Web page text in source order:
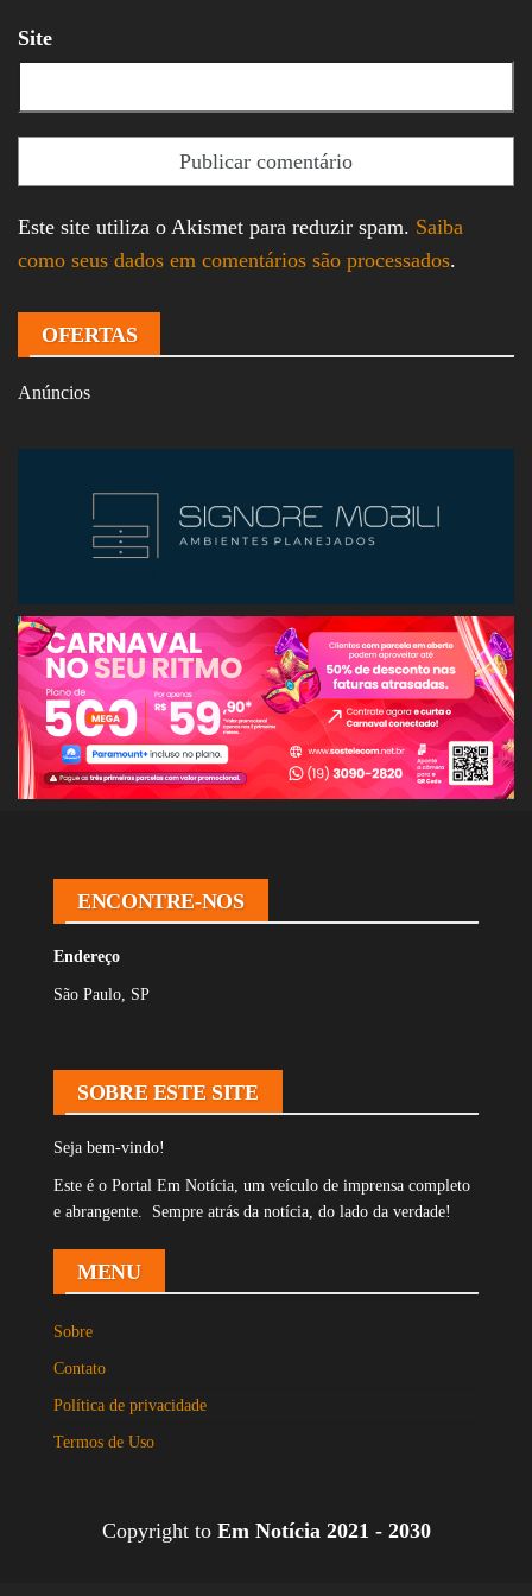
Site
Este site utiliza o Akismet para reduzir spam. Saiba
como seus dados em comentários são processados.
OFERTAS
Anúncios
ENCONTRE-NOS
Endereço
São Paulo, SP
SOBRE ESTE SITE
Seja bem-vindo!
Este é o Portal Em Notícia, um veículo de imprensa completo
e abrangente. Sempre atrás da notícia, do lado da verdade!
MENU
Sobre
Contato
Política de privacidade
Termos de Uso
Copyright to Em Notícia 2021 - 2030